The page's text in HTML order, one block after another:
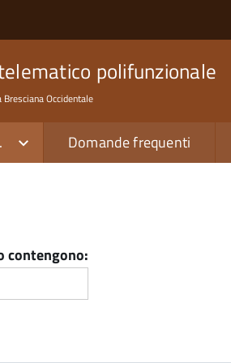
polifunzionale
Occidentale
Domande frequenti
contengono: